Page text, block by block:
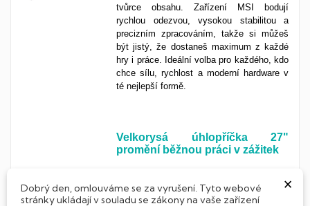
tvůrce obsahu. Zařízení MSI bodují
rychlou odezvou, vysokou stabilitou a
precizním zpracováním, takže si můžeš
být jistý, že dostaneš maximum z každé
hry i práce. Ideální volba pro každého, kdo
chce sílu, rychlost a moderní hardware v
té nejlepší formě.
Velkorysá úhlopříčka 27"
promění běžnou práci v zážitek
náročnější uživatele, kteří chtějí víc než
jen základ. Monitor s úhlopříčkou27 palců
×
Dobrý den, omlouváme se za vyrušení. Tyto webové
stránky ukládají v souladu se zákony na vaše zařízení